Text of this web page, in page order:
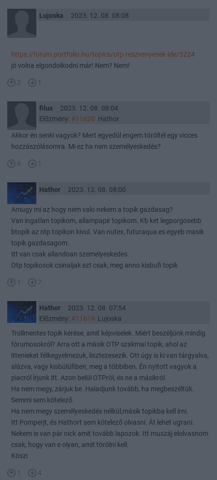
Lujoska 2023. 12. 08. 08:08
https://forum.portfolio.hu/topics/otp-reszvenyesek-ide/5224
jó volna elgondolkodni már! Nem? Nem!
2 1
filus
2023. 12. 08. 08:04
Előzmény: #11620 Hathor
Akkor én senki vagyok? Mert egyedül engem töröltél egy vicces
hozzászólásomra. Mi ez ha nem személyeskedés?
6 1
Hathor 2023. 12. 08. 08:00
Amugy mi az hogy nem valo nekem a topik gazdasag?
Van ingatlan topikom, allampapir topikom. Kb ket legporgosebb
btopik az otp topikon kivul. Van nutex, futuraqua es egyeb masik
topik gazdasagom.
Itt van csak allandoan szemelyeskedes.
Otp topikosok csinaljak ezt csak, meg anno kisbufi topik
1 7
Hathor
2023. 12. 08. 07:54
Előzmény: #11619 Lujoska
Trollmentes topik kérése, amit képviselek. Miért beszéljúnk mindig
fórumosokról? Arra ott a másik OTP szakmai topik, ahol az
ittenieket félkegyelmezuk, lisztezesezik. Ott úgy is ki van tárgyalva,
alázva, vagy kisbúlüfiben, meg a többiben. Én nyitott vagyok a
piacról írjunk itt. Azon belül OTPröl, és ne a másikról.
Ha nem megy, zárjuk be. Haladjunk tovább, ha megbeszéltük.
Semmi sem kötelező.
Ha nem megy személyeskedés nélkül,másik topikba kell írni.
Itt Pomperjt, és Hathort sem kötelező olvasni. Át lehet ugrani.
Nekem is van pár nick amit tovább lapozok. Itt muszáj elolvasnom
csak, hogy van e olyan, amit törölni kell.
Köszi
1 4